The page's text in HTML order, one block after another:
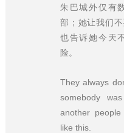
朱巴城外仅有
部；她让我们
也告诉她今天
险。
They always
somebody
another
like this.